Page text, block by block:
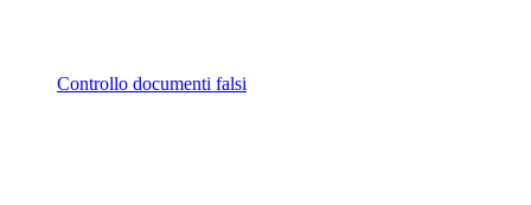
Controllo documenti falsi